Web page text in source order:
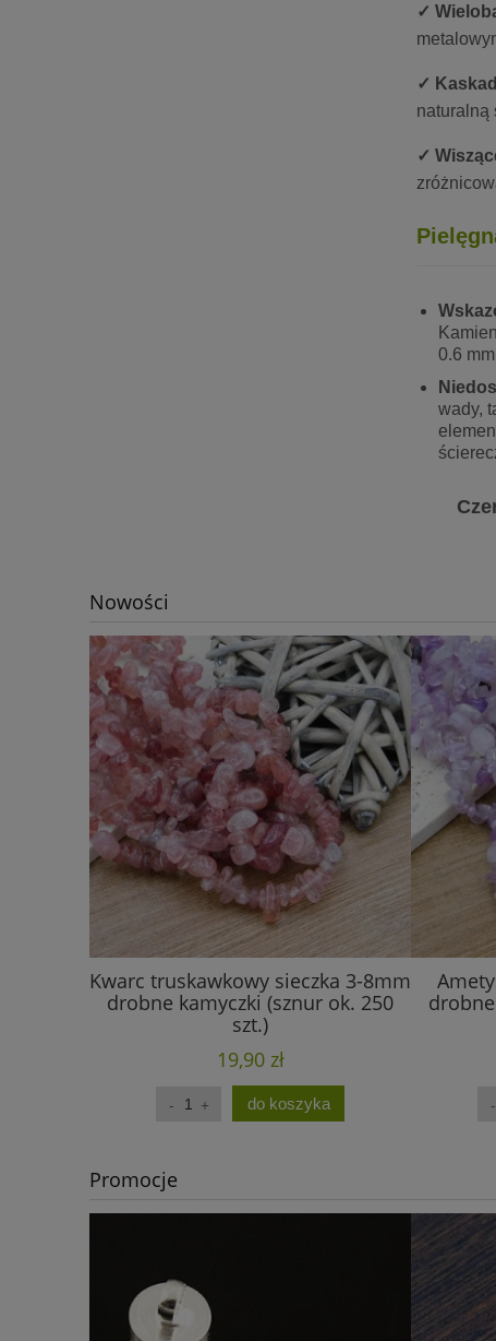
✓
✓
naturalną
✓
0.6
wady,
Nowości
Kwarc truskawkowy sieczka 3-8mm
drobne kamyczki (sznur ok. 250
szt.)
19,90 zł
do koszyka
Promocje